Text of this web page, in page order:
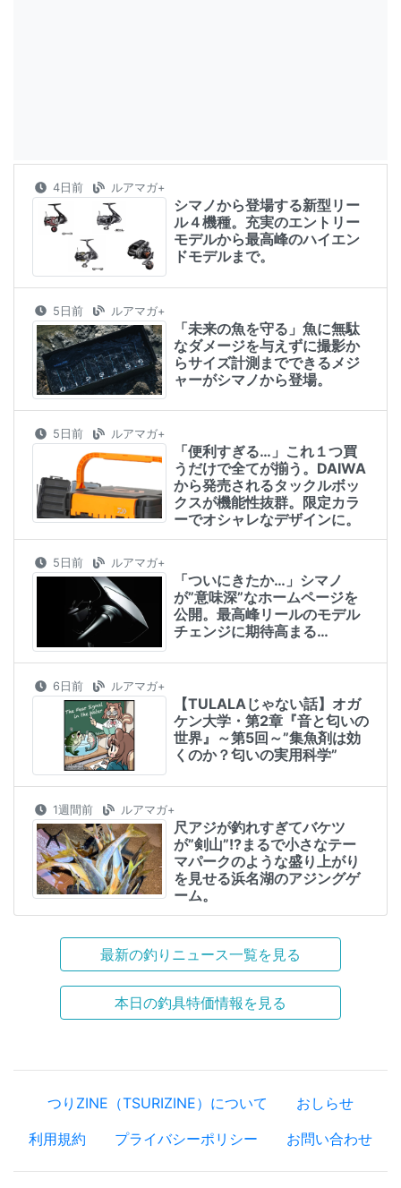
4日前 ルアマガ+
シマノから登場する新型リー
ル４機種。充実のエントリー
モデルから最高峰のハイエン
ドモデルまで。
5日前 ルアマガ+
「未来の魚を守る」魚に無駄
なダメージを与えずに撮影か
らサイズ計測までできるメジ
ャーがシマノから登場。
5日前 ルアマガ+
「便利すぎる…」これ１つ買
うだけで全てが揃う。DAIWA
から発売されるタックルボッ
クスが機能性抜群。限定カラ
ーでオシャレなデザインに。
5日前 ルアマガ+
「ついにきたか…」シマノ
が”意味深”なホームページを
公開。最高峰リールのモデル
チェンジに期待高まる…
6日前 ルアマガ+
【TULALAじゃない話】オガ
ケン大学・第2章『音と匂いの
世界』～第5回～”集魚剤は効
くのか？匂いの実用科学”
1週間前 ルアマガ+
尺アジが釣れすぎてバケツ
が”剣山”!?まるで小さなテー
マパークのような盛り上がり
を見せる浜名湖のアジングゲ
ーム。
最新の釣りニュース一覧を見る
本日の釣具特価情報を見る
つりZINE（TSURIZINE）について
おしらせ
利用規約
プライバシーポリシー お問い合わせ